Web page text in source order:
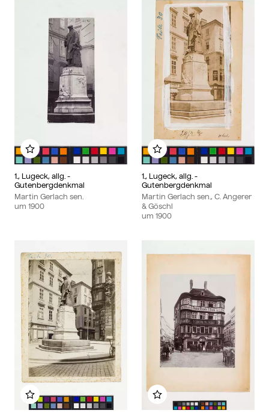
1., Lugeck, allg. -
Gutenbergdenkmal
Martin Gerlach sen.
um 1900
Zu meinem Album hinzufügen
1., Lugeck, allg. -
Gutenbergdenkmal
Martin Gerlach sen., C. Angerer
& Göschl
um 1900
Zu meinem Album
Zu meinem Album hinzufügenZu meinem Album